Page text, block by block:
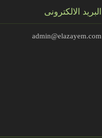
البريد الالكترونى
admin@elazayem.com